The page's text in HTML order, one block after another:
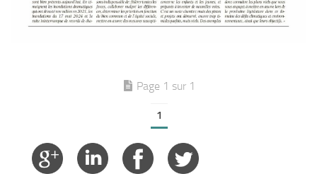
Page 1 sur 1
1